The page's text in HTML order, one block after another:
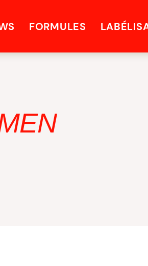
FORMULES